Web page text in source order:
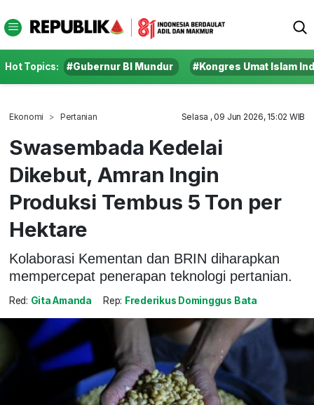
Hot Topics: #Gubernur BI Mundur #Kongres Umat Islam
Ekonomi Pertanian Selasa , 09 Jun 2026, 15:02 WIB
Swasembada Kedelai
Dikebut, Amran Ingin
Produksi Tembus 5 Ton per
Hektare
Kolaborasi Kementan dan BRIN diharapkan
mempercepat penerapan teknologi pertanian.
Red: Gita Amanda Rep: Frederikus Dominggus Bata